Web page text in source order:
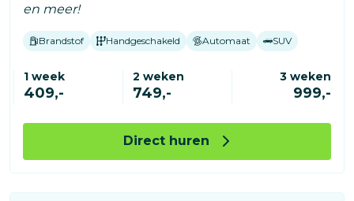
en meer!
Brandstof Handgeschakeld Automaat SUV
1 week
409,-
2 weken
749,-
3 weken
999,-
Direct huren